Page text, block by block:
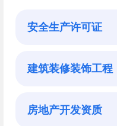
安全生产许可证
建筑装修装饰工程
房地产开发资质